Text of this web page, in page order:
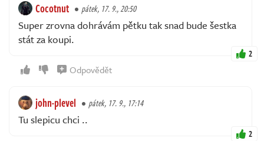
Cocotnut pátek, 17. 9., 20:50
Super zrovna dohrávám pětku tak snad bude šestka
stát za koupi.
2
Odpovědět
john-plevel pátek, 17. 9., 17:14
Tu slepicu chci ..
2